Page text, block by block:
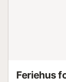
Feriehus